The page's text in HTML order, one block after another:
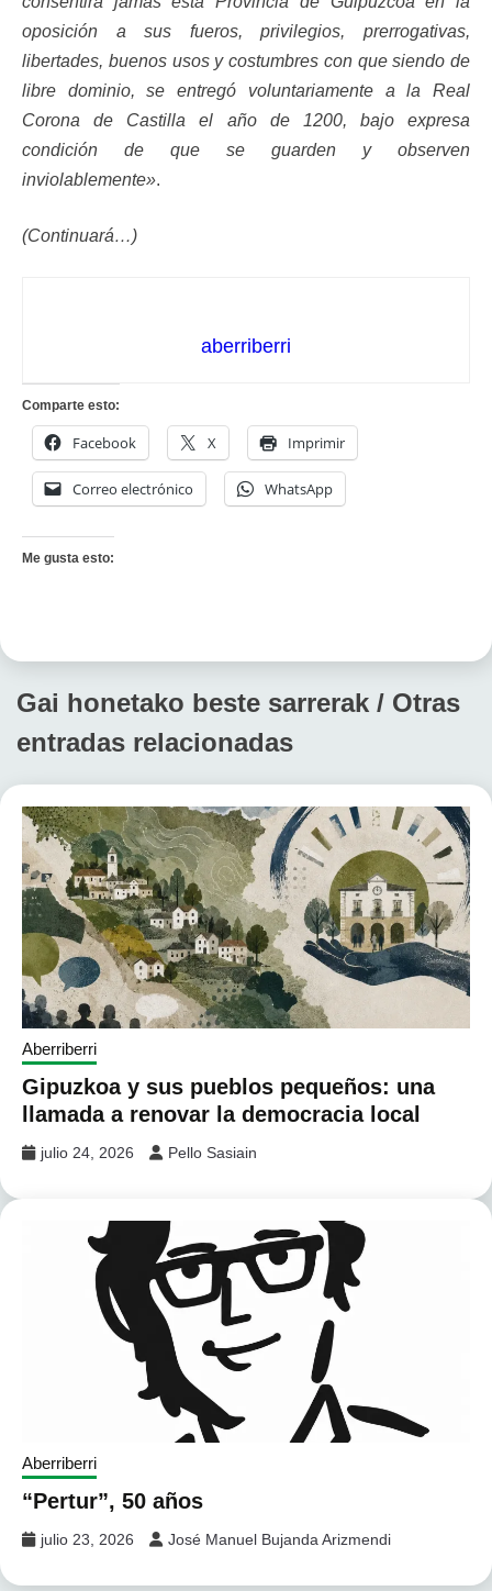
oposición a sus fueros, privilegios, prerrogativas,
libertades, buenos usos y costumbres con que siendo de
libre dominio, se entregó voluntariamente a la Real
Corona de Castilla el año de 1200, bajo expresa
condición de que se guarden y observen
inviolablemente».
(Continuará…)
aberriberri
Comparte esto:
Facebook X Imprimir
Correo electrónico WhatsApp
Me gusta esto:
Gai honetako beste sarrerak / Otras
entradas relacionadas
Aberriberri
Gipuzkoa y sus pueblos pequeños: una
llamada a renovar la democracia local
julio 24, 2026 Pello Sasiain
Aberriberri
“Pertur”, 50 años
julio 23, 2026 José Manuel Bujanda Arizmendi